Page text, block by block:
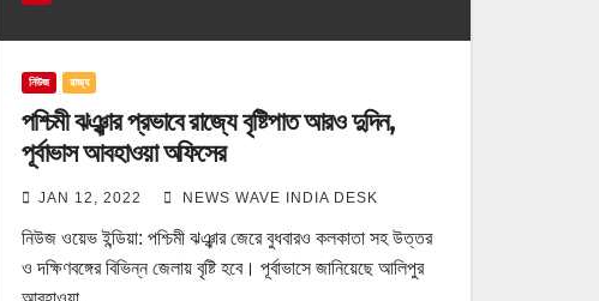
নিউজ রাজ্য
পশ্চিমী ঝঞ্ঝার প্রভাবে রাজ্যে বৃষ্টিপাত আরও দুদিন,
পূর্বাভাস আবহাওয়া অফিসের
JAN 12, 2022 NEWS WAVE INDIA DESK
নিউজ ওয়েভ ইন্ডিয়া: পশ্চিমী ঝঞ্ঝার জেরে বুধবারও কলকাতা সহ উত্তর
ও দক্ষিণবঙ্গের বিভিন্ন জেলায় বৃষ্টি হবে। পূর্বাভাসে জানিয়েছে আলিপুর